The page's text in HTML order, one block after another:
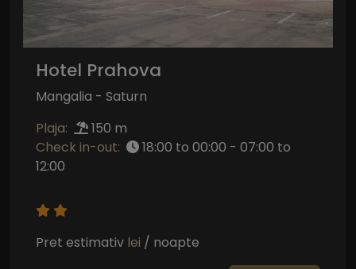
Hotel Prahova
Mangalia - Saturn
Plaja:
150 m
Check in-out:
18:00 to 00:00 - 07:00 to
12:00
Pret estimativ lei / noapte